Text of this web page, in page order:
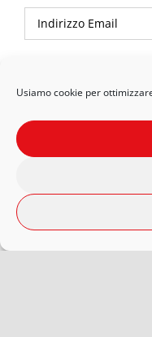
Usiamo cookie per